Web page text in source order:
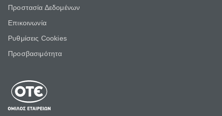
Προστασία Δεδομένων
Επικοινωνία
Ρυθμίσεις Cookies
Προσβασιμότητα